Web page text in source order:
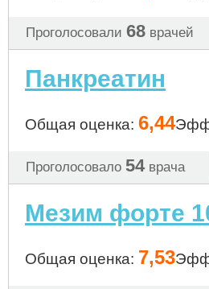
Проголосовали 68 врачей
Панкреатин
Общая оценка: 6,44
Проголосовало 54 врача
Мезим форте
Общая оценка: 7,53